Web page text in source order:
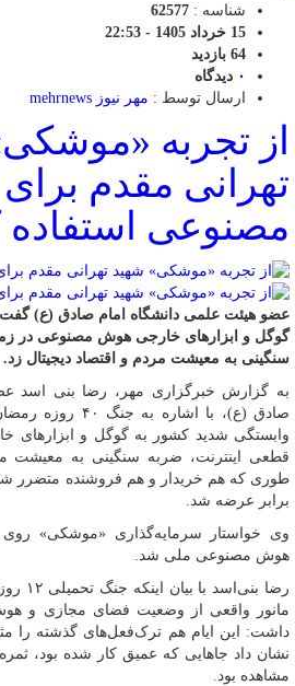
شناسه : 62577
15 خرداد 1405 - 22:53
64 بازدید
۰ دیدگاه
ارسال توسط : مهر نیوز mehrnews
از تجربه
تهرانی مقدم
مصنوعی استفاده
عضو هیئت علمی دانشگاه امام صادق (ع)
گوگل و ابزارهای خارجی هوش مصنوعی در
سنگینی به معیشت مردم و اقتصاد دیجیتال زد.
به گزارش خبرگزاری مهر، رضا بنی اسد
صادق (ع)، با
وابستگی شدید کشور به گوگل و
قطعی اینترنت، ضربه سنگینی به معیشت
طوری که هم خریدار و هم فروشنده متضرر
برابر عرضه شد.
وی خواستار سرمایه‌گذاری «موشکی»
هوش مصنوعی ملی شد.
مانور واقعی از وضعیت فضای مجازی و
داشت: این ایام هم ترک‌فعل‌های گذشته را
نشان داد جاهایی که عمیق کار شده بود،
مشاهده بود.